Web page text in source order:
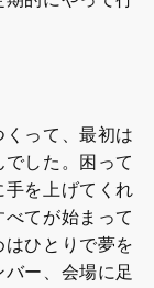
くって、最初は
した。困って
を上げてくれ
てが始まって
ひとりで夢を
ー、会場に足